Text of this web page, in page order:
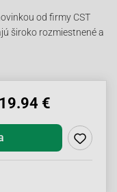
od firmy CST
široko rozmiestnené a
€